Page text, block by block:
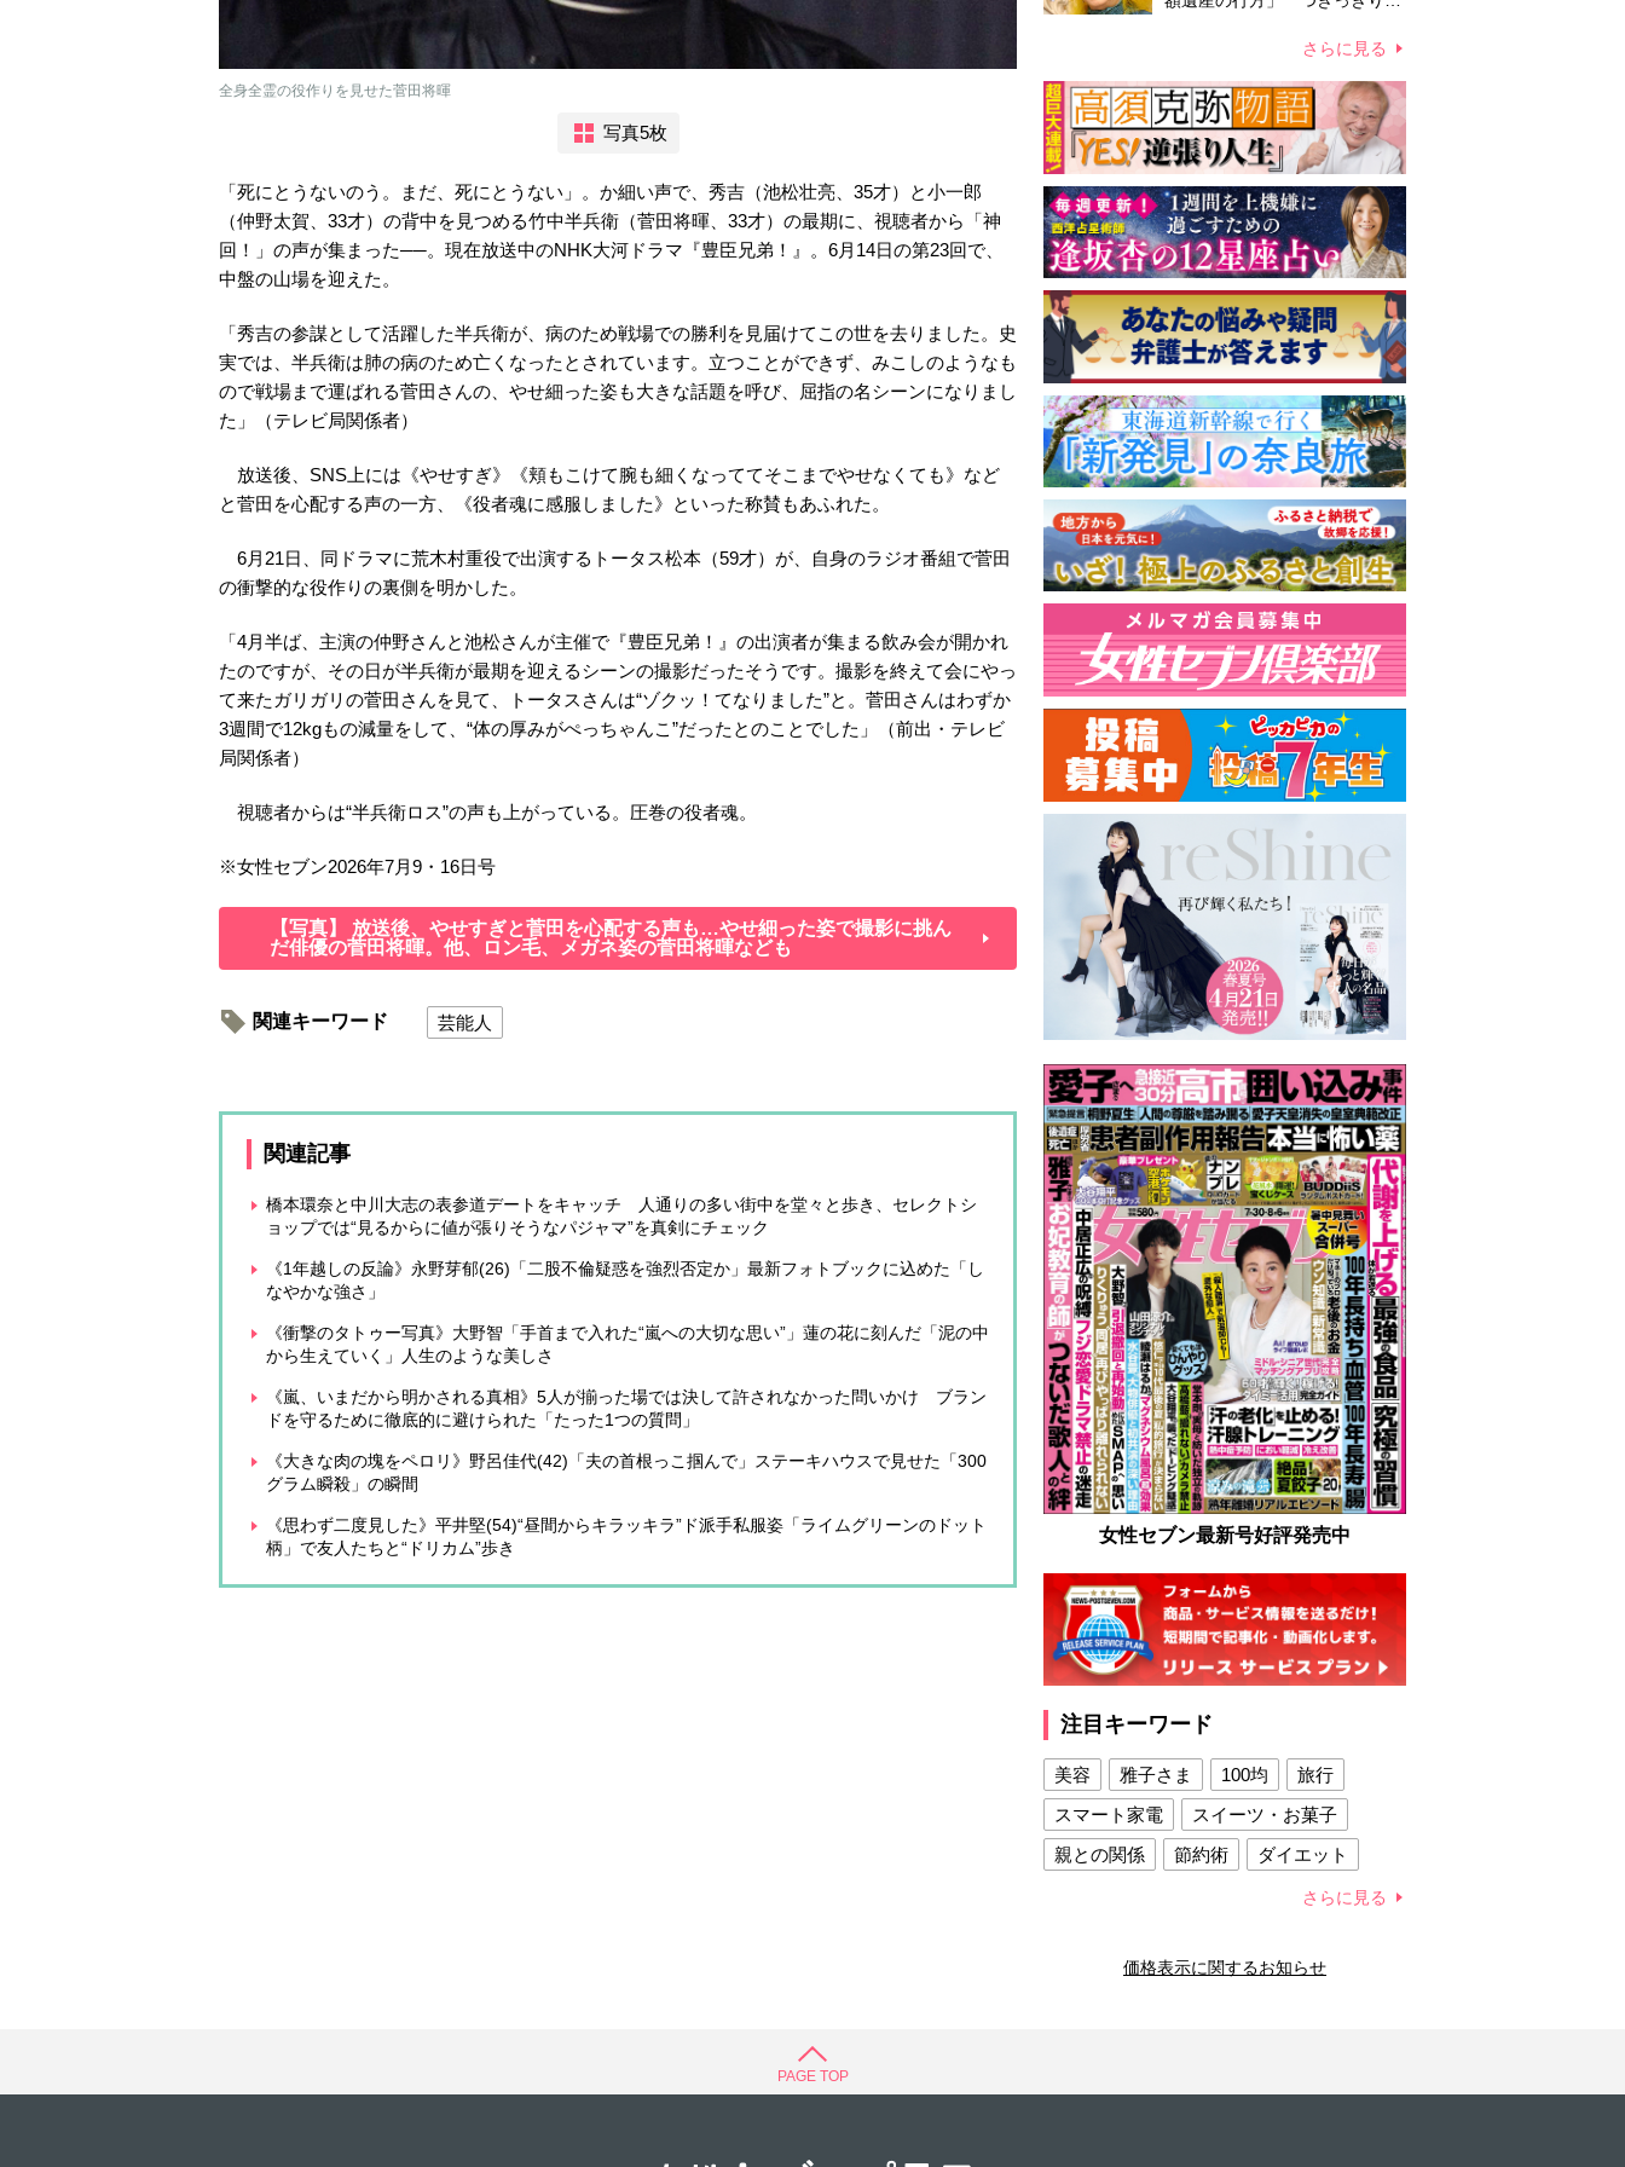
全身全霊の役作りを見せた菅田将暉
写真5枚
「死にとうないのう。まだ、死にとうない」。か細い声で、秀吉（池松壮亮、35才）と小一郎
（仲野太賀、33才）の背中を見つめる竹中半兵衛（菅田将暉、33才）の最期に、視聴者から「神
回！」の声が集まった──。現在放送中のNHK大河ドラマ『豊臣兄弟！』。6月14日の第23回で、
中盤の山場を迎えた。
「秀吉の参謀として活躍した半兵衛が、病のため戦場での勝利を見届けてこの世を去りました。史
実では、半兵衛は肺の病のため亡くなったとされています。立つことができず、みこしのようなも
ので戦場まで運ばれる菅田さんの、やせ細った姿も大きな話題を呼び、屈指の名シーンになりまし
た」（テレビ局関係者）
放送後、SNS上には《やせすぎ》《頬もこけて腕も細くなっててそこまでやせなくても》など
と菅田を心配する声の一方、《役者魂に感服しました》といった称賛もあふれた。
6月21日、同ドラマに荒木村重役で出演するトータス松本（59才）が、自身のラジオ番組で菅田
の衝撃的な役作りの裏側を明かした。
「4月半ば、主演の仲野さんと池松さんが主催で『豊臣兄弟！』の出演者が集まる飲み会が開かれ
たのですが、その日が半兵衛が最期を迎えるシーンの撮影だったそうです。撮影を終えて会にやっ
て来たガリガリの菅田さんを見て、トータスさんは“ゾクッ！てなりました”と。菅田さんはわずか
3週間で12kgもの減量をして、“体の厚みがぺっちゃんこ”だったとのことでした」（前出・テレビ
局関係者）
視聴者からは“半兵衛ロス”の声も上がっている。圧巻の役者魂。
※女性セブン2026年7月9・16日号
【写真】 放送後、やせすぎと菅田を心配する声も…やせ細った姿で撮影に挑ん
だ俳優の菅田将暉。他、ロン毛、メガネ姿の菅田将暉なども
関連キーワード 芸能人
関連記事
橋本環奈と中川大志の表参道デートをキャッチ 人通りの多い街中を堂々と歩き、セレクトシ
ョップでは“見るからに値が張りそうなパジャマ”を真剣にチェック
《1年越しの反論》永野芽郁(26)「二股不倫疑惑を強烈否定か」最新フォトブックに込めた「し
なやかな強さ」
《衝撃のタトゥー写真》大野智「手首まで入れた“嵐への大切な思い”」蓮の花に刻んだ「泥の中
から生えていく」人生のような美しさ
《嵐、いまだから明かされる真相》5人が揃った場では決して許されなかった問いかけ ブラン
ドを守るために徹底的に避けられた「たった1つの質問」
《大きな肉の塊をペロリ》野呂佳代(42)「夫の首根っこ掴んで」ステーキハウスで見せた「300
グラム瞬殺」の瞬間
《思わず二度見した》平井堅(54)“昼間からキラッキラ”ド派手私服姿「ライムグリーンのドット
柄」で友人たちと“ドリカム”歩き
さらに見る
女性セブン最新号好評発売中
注目キーワード
美容 雅子さま 100均
旅行
スマート家電
スイーツ・お菓子
親との関係
節約術
ダイエット
夫との関係
新津春子 どか食い
さらに見る
価格表示に関するお知らせ
PAGE TOP